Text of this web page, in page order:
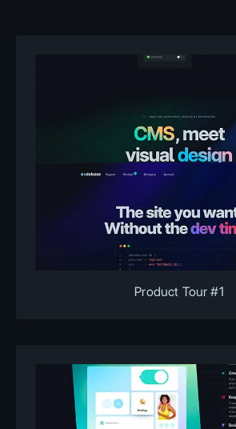
Product Tour #1